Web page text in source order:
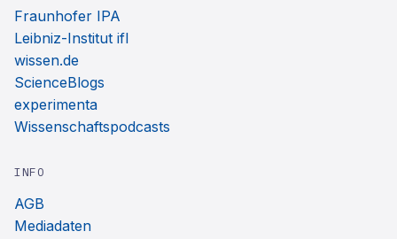
Fraunhofer IPA
Leibniz-Institut ifl
wissen.de
ScienceBlogs
experimenta
Wissenschaftspodcasts
INFO
AGB
Mediadaten